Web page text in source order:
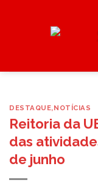
DESTAQUE,NOTÍCIAS
Reitoria da
das
de junho